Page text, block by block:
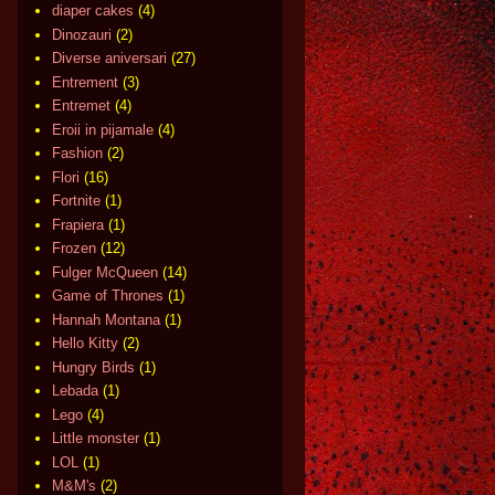
diaper cakes (4)
Dinozauri (2)
Diverse aniversari (27)
Entrement (3)
Entremet (4)
Eroii in pijamale (4)
Fashion (2)
Flori (16)
Fortnite (1)
Frapiera (1)
Frozen (12)
Fulger McQueen (14)
Game of Thrones (1)
Hannah Montana (1)
Hello Kitty (2)
Hungry Birds (1)
Lebada (1)
Lego (4)
Little monster (1)
LOL
(1)
M&M's (2)